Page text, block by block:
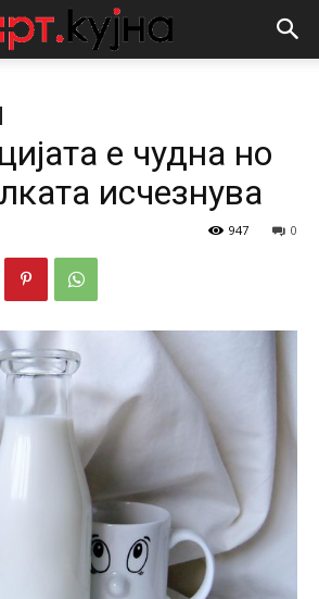
е чудна но
исчезнува
0
947